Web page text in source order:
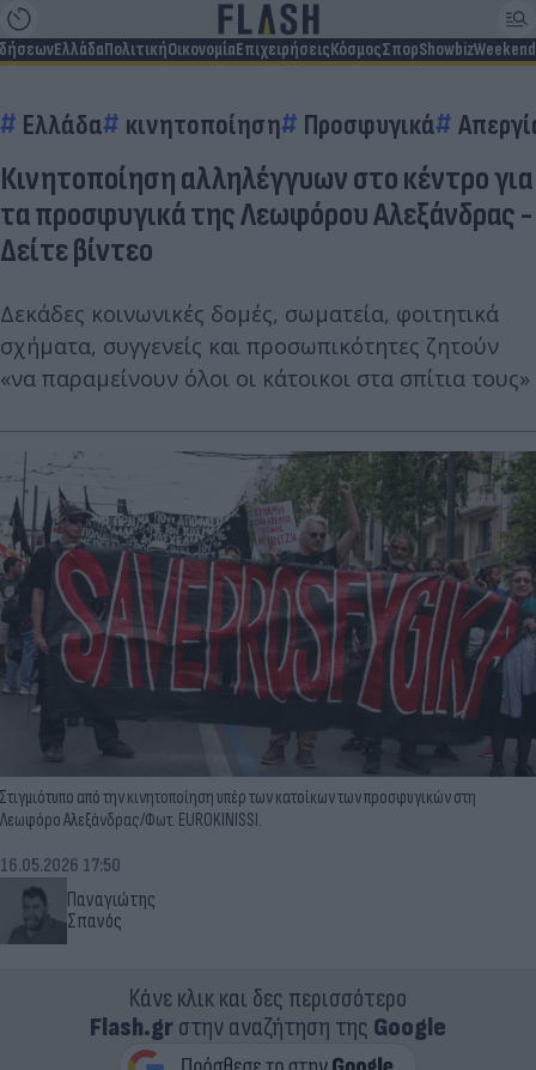
ΕλλάδαΠολιτικήΟικονομίαΕπιχειρήσειςΚόσμοςΣπορShowbizWeekend
Ελλάδα κινητοποίηση Προσφυγικά
Κινητοποίηση αλληλέγγυων στο κέντρο για
τα προσφυγικά της Λεωφόρου Αλεξάνδρας -
Δείτε βίντεο
Δεκάδες κοινωνικές δομές, σωματεία, φοιτητικά
σχήματα, συγγενείς και προσωπικότητες ζητούν
«να παραμείνουν όλοι οι κάτοικοι στα σπίτια τους»
Στιγμιότυπο από την κινητοποίηση υπέρ των κατοίκων των προσφυγικών στη
Λεωφόρο Αλεξάνδρας/Φωτ. EUROKINISSI.
Παναγιώτης
Σπανός
16.05.2026 17:50
Κάνε κλικ και δες περισσότερο
Flash.grστην αναζήτηση της Google